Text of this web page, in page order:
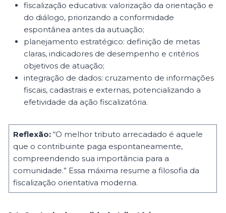
fiscalização educativa: valorização da orientação e
do diálogo, priorizando a conformidade
espontânea antes da autuação;
planejamento estratégico: definição de metas
claras, indicadores de desempenho e critérios
objetivos de atuação;
integração de dados: cruzamento de informações
fiscais, cadastrais e externas, potencializando a
efetividade da ação fiscalizatória.
Reflexão:“O melhor tributo arrecadado é aquele
que o contribuinte paga espontaneamente,
compreendendo sua importância para a
comunidade.” Essa máxima resume a filosofia da
fiscalização orientativa moderna.